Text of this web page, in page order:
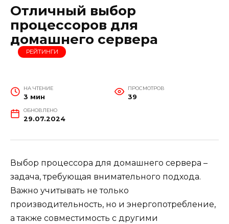
Отличный выбор
процессоров для
домашнего сервера
РЕЙТИНГИ
НА ЧТЕНИЕ
3 мин
ПРОСМОТРОВ
39
ОБНОВЛЕНО
29.07.2024
Выбор процессора для домашнего сервера –
задача, требующая внимательного подхода.
Важно учитывать не только
производительность, но и энергопотребление,
а также совместимость с другими